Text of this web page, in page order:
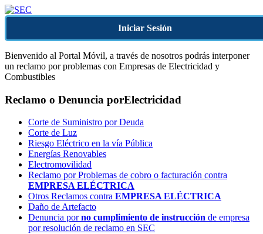
Iniciar Sesión
Bienvenido al Portal Móvil, a través de nosotros podrás interponer
un reclamo por problemas con Empresas de Electricidad y
Combustibles
Reclamo o Denuncia porElectricidad
Corte de Suministro por Deuda
Corte de Luz
Riesgo Eléctrico en la vía Pública
Energías Renovables
Electromovilidad
Reclamo por Problemas de cobro o facturación contra
EMPRESA ELÉCTRICA
Otros Reclamos contra EMPRESA ELÉCTRICA
Daño de Artefacto
Denuncia porno cumplimiento de instrucción de empresa
por resolución de reclamo en SEC